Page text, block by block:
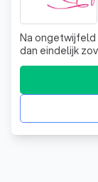
Na
dan eindelijk
gefeliciteerd met
besluit om te
worden. Onder
mooiste dag in